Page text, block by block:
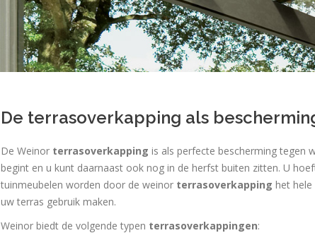
De terrasoverkapping als
De Weinor terrasoverkapping is als perfecte bescherming tegen
begint en u kunt daarnaast ook nog in de herfst buiten zitten. U
tuinmeubelen worden door de weinor terrasoverkapping het hele
uw terras gebruik maken.
Weinor biedt de volgende typen terrasoverkappingen: